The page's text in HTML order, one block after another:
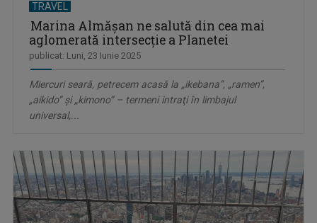
TRAVEL
Marina Almăşan ne salută din cea mai
aglomerată intersecție a Planetei
publicat: Luni, 23 Iunie 2025
Miercuri seară, petrecem acasă la „ikebana”, „ramen”,
„aikido” şi „kimono” – termeni intraţi în limbajul
universal,...